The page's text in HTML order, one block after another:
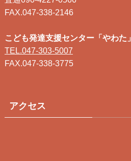
FAX.047-338-2146
こども発達支援センター「やわた」
TEL.047-303-5007
FAX.047-338-3775
アクセス